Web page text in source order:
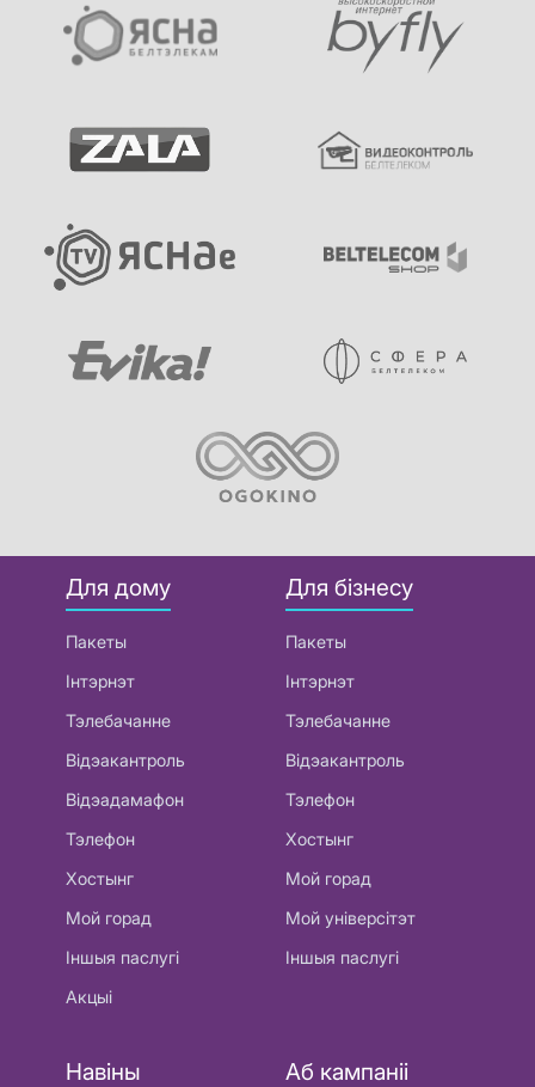
Для дому
Пакеты
Інтэрнэт
Тэлебачанне
Відэакантроль
Відэадамафон
Тэлефон
Хостынг
Мой горад
Іншыя паслугі
Акцыі
Для бізнесу
Пакеты
Інтэрнэт
Тэлебачанне
Відэакантроль
Тэлефон
Хостынг
Мой горад
Мой універсітэт
Іншыя паслугі
Навіны Аб кампаніі